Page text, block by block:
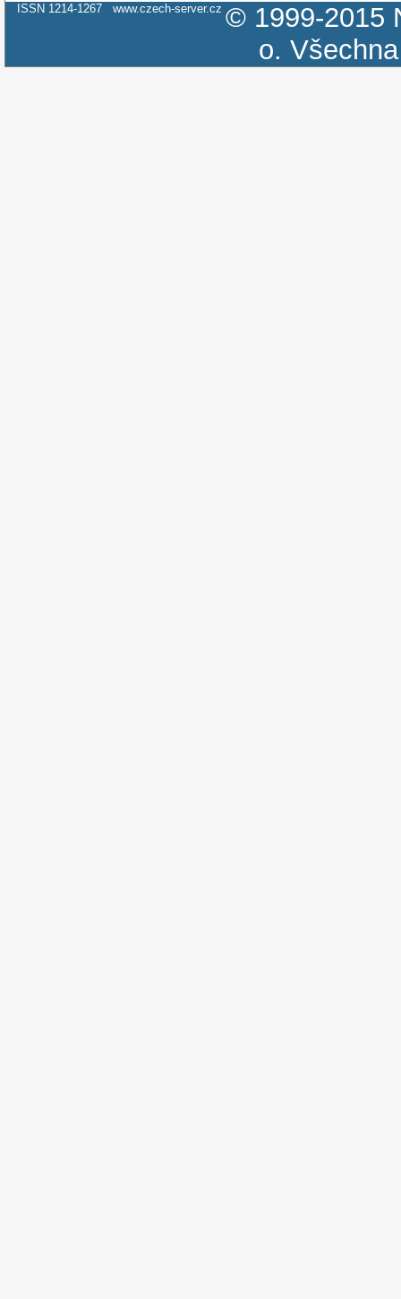
ISSN 1214-1267 www.czech-server.cz © 1999-2015
o.